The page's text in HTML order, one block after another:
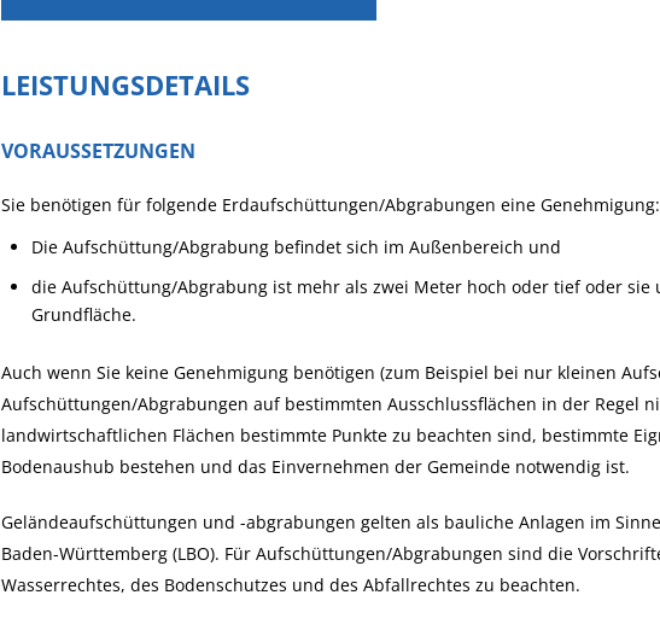
LEISTUNGSDETAILS
VORAUSSETZUNGEN
Sie benötigen für folgende Erdaufschüttungen/Abgrabungen eine Genehmigung:
Die Aufschüttung/Abgrabung befindet sich im Außenbereich und
die Aufschüttung/Abgrabung ist mehr als zwei Meter hoch oder tief oder sie
Grundfläche.
Auch wenn Sie keine Genehmigung benötigen (zum Beispiel bei nur kleinen
Aufschüttungen/Abgrabungen auf bestimmten Ausschlussflächen in der Regel
landwirtschaftlichen Flächen bestimmte Punkte zu beachten sind, bestimmte
Bodenaushub bestehen und das Einvernehmen der Gemeinde notwendig ist.
Geländeaufschüttungen und -abgrabungen gelten als bauliche Anlagen im
Baden-Württemberg (LBO). Für Aufschüttungen/Abgrabungen sind die
Wasserrechtes, des Bodenschutzes und des Abfallrechtes zu beachten.